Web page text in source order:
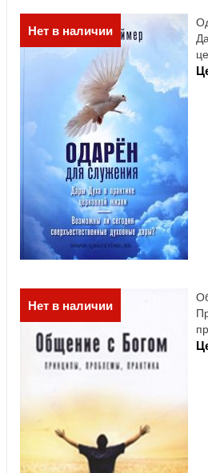
Нет в наличии
Нет в наличии